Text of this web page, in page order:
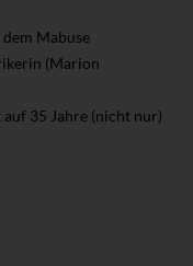
Mabuse
(Marion
35 Jahre (nicht nur)